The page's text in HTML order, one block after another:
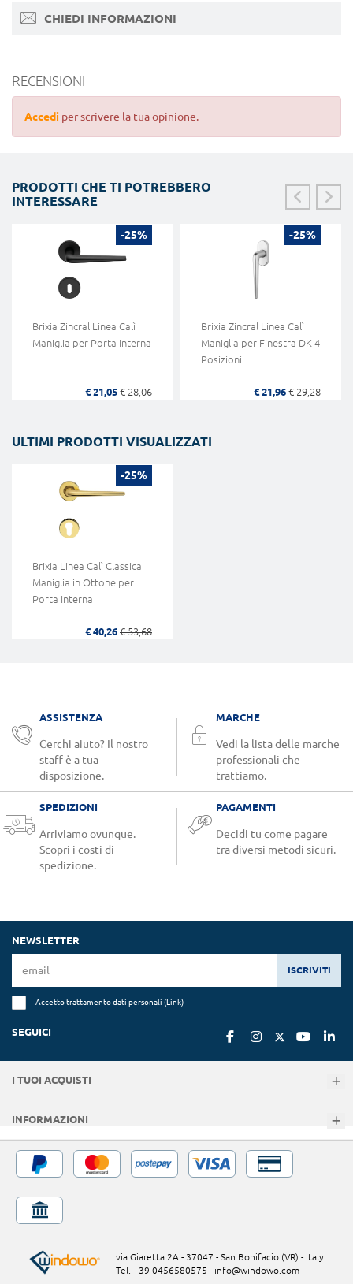
CHIEDI INFORMAZIONI
RECENSIONI
Accedi per scrivere la tua opinione.
PRODOTTI CHE TI POTREBBERO
INTERESSARE
-25%
Brixia Zincral Linea Calì
Maniglia per Porta Interna
€ 21,05 € 28,06
-25%
Brixia Zincral Linea Calì
Maniglia per Finestra DK 4
Posizioni
€ 21,96 € 29,28
ULTIMI PRODOTTI VISUALIZZATI
-25%
Brixia Linea Calì Classica
Maniglia in Ottone per
Porta Interna
€ 40,26 € 53,68
ASSISTENZA
Cerchi aiuto? Il nostro
staff è a tua
disposizione.
MARCHE
Vedi la lista delle marche
professionali che
trattiamo.
SPEDIZIONI
Arriviamo ovunque.
Scopri i costi di
spedizione.
PAGAMENTI
Decidi tu come pagare
tra diversi metodi sicuri.
NEWSLETTER
ISCRIVITI
Accetto trattamento dati personali (Link)
SEGUICI
I TUOI ACQUISTI
INFORMAZIONI
via Giaretta 2A - 37047 - San Bonifacio (VR) - Italy
Tel. +39 0456580575 - info@windowo.com